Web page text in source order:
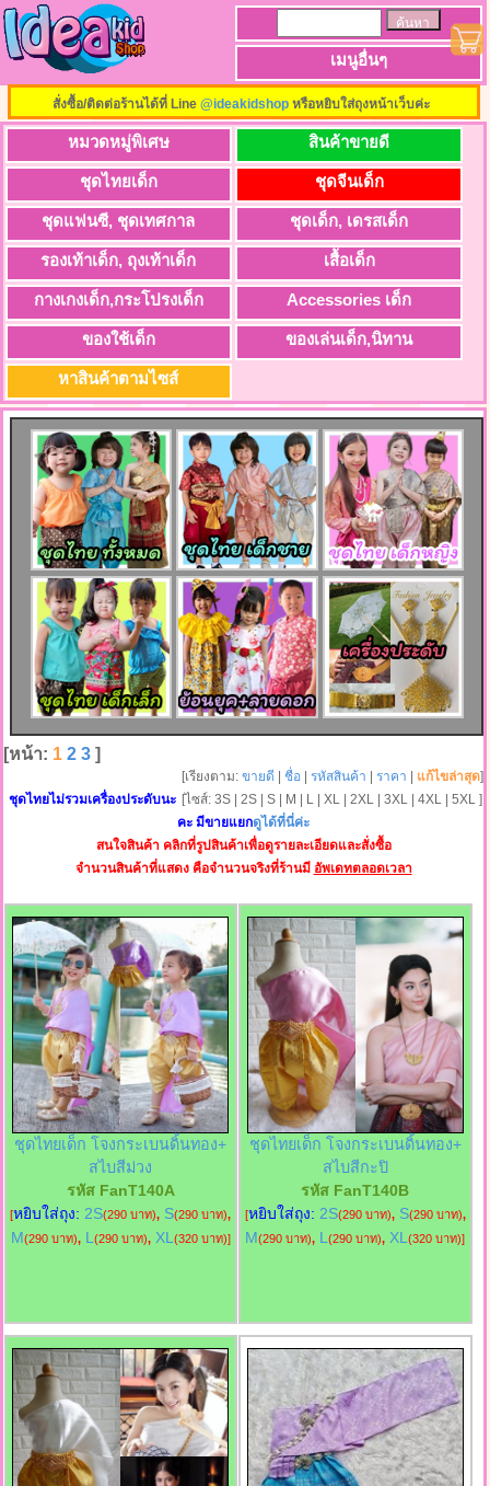
เมนูอื่นๆ
สั่งซื้อ/ติดต่อร้านได้ที่ Line @ideakidshopหรือหยิบใส่ถุงหน้าเว็บค่ะ
หมวดหมู่พิเศษ สินค้าขายดี
ชุดไทยเด็ก ชุดจีนเด็ก
ชุดแฟนซี, ชุดเทศกาล ชุดเด็ก, เดรสเด็ก
รองเท้าเด็ก, ถุงเท้าเด็ก เสื้อเด็ก
กางเกงเด็ก,กระโปรงเด็ก Accessories เด็ก
ของใช้เด็ก ของเล่นเด็ก,นิทาน
หาสินค้าตามไซส์
[หน้า: 1 2 3 ]
[เรียงตาม:ขายดี |ชื่อ | รหัสสินค้า | ราคา | แก้ไขล่าสุด]
[ไซส์: 3S | 2S | S | M | L | XL | 2XL | 3XL | 4XL | 5XL ]
ชุดไทยไม่รวมเครื่องประดับนะ
คะ มีขายแยกดูได้ที่นี่ค่ะ
สนใจสินค้า คลิกที่รูปสินค้าเพื่อดูรายละเอียดและสั่งซื้อ
จำนวนสินค้าที่แสดง คือจำนวนจริงที่ร้านมี อัพเดทตลอดเวลา
ชุดไทยเด็ก โจงกระเบนดิ้นทอง+
สไบสีม่วง
รหัส FanT140A
[หยิบใส่ถุง: 2S(290 บาท), S(290 บาท),
M(290 บาท), L (290 บาท), XL (320 บาท)]
ชุดไทยเด็ก โจงกระเบนดิ้นทอง+
สไบสีกะปิ
รหัส FanT140B
[หยิบใส่ถุง: 2S(290 บาท), S(290 บาท),
M(290 บาท), L(290 บาท), XL(320 บาท)]